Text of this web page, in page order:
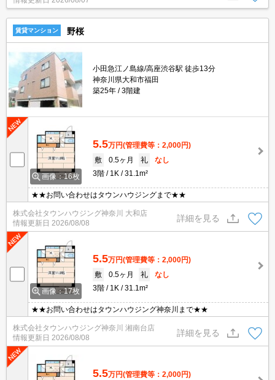
賃貸マンション 野桜
小田急江ノ島線/高座渋谷駅 徒歩13分
神奈川県大和市福田
築25年
3階建
画像：16枚
5.5万円(管理費等：2,000円)
敷
0.5ヶ月 礼
なし
3階
1K 31.1m²
★★お問い合わせはタウンハウジングまで★★
株式会社タウンハウジング神奈川 大和店
情報更新日 2026/08/08
詳細を見る
画像：17枚
5.5万円(管理費等：2,000円)
敷
0.5ヶ月 礼
なし
3階
1K 31.1m²
★★お問い合わせはタウンハウジング神奈川まで★★
株式会社タウンハウジング神奈川 湘南台店
情報更新日 2026/08/08
詳細を見る
5.5万円(管理費等：2,000円)